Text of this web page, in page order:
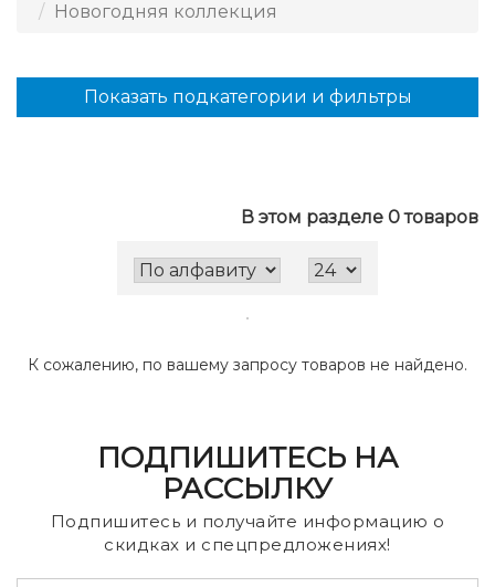
Новогодняя коллекция
В этом разделе 0 товаров
К сожалению, по вашему запросу товаров не найдено.
Показать подкатегории и фильтры
ПОДПИШИТЕСЬ НА
РАССЫЛКУ
Подпишитесь и получайте информацию о
скидках и спецпредложениях!